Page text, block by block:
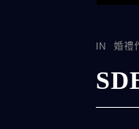
IN 婚禮